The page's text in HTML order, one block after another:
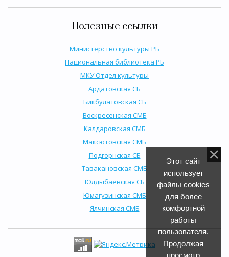
Полезные ссылки
Министерство культуры РБ
Национальная библиотека РБ
МКУ Отдел культуры
Ардатовская СБ
Бикбулатовская СБ
Воскресенская СМБ
Калдаровская СМБ
Максютовская СМБ
Подгорнская СБ
Тавакановская СМБ
Юлдыбаевская СБ
Юмагузинская СМБ
Ялчинская СМБ
Этот сайт
использует
файлы cookies
для более
комфортной
работы
пользователя.
Продолжая